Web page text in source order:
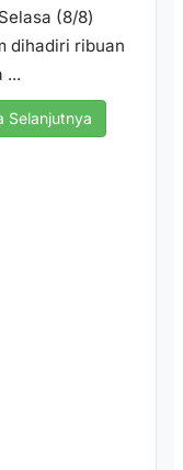
(8/8)
dihadiri ribuan
...
Selanjutnya